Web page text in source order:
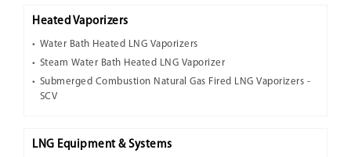
Heated Vaporizers
Water Bath Heated LNG Vaporizers
Steam Water Bath Heated LNG Vaporizer
Submerged Combustion Natural Gas Fired LNG Vaporizers -
SCV
LNG Equipment & Systems